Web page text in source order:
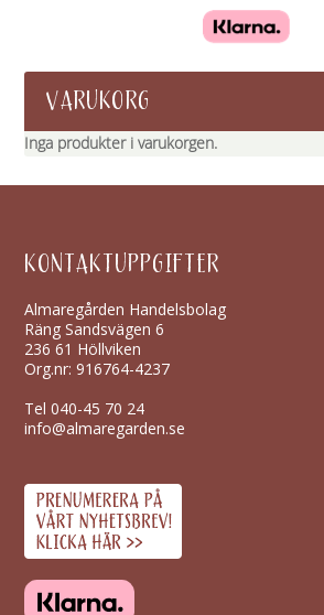
VARUKORG
Inga produkter i varukorgen.
KONTAKTUPPGIFTER
Almaregården Handelsbolag
Räng Sandsvägen 6
236 61 Höllviken
Org.nr: 916764-4237
Tel040-45 70 24
info@almaregarden.se